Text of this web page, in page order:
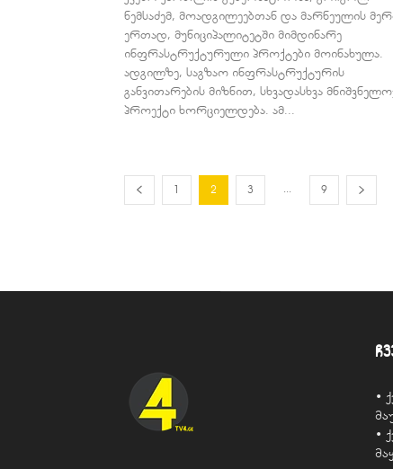
ნემსაძემ, მოადგილეებთან და მარნეულის
ერთად, მუნიციპალიტეტში მიმდინარე
ინფრასტრუქტურული პროქტები მოინახულა.
ადგილზე, საგზაო ინფრასტრუქტურის
განვითარების მიზნით, სხვადასხვა
პროექტი ხორციელდება. ამ...
1 2 3 ... 9
•
•